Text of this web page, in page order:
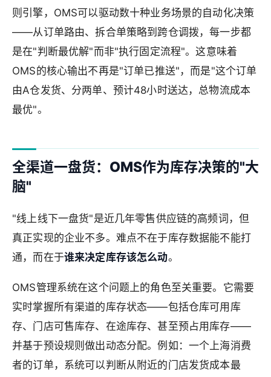
则引擎，OMS可以驱动数十种业务场景的自动化决策
——从订单路由、拆合单策略到跨仓调拨，每一步都
是在"判断最优解"而非"执行固定流程"。这意味着
OMS的核心输出不再是"订单已推送"，而是"这个订单
由A仓发货、分两单、预计48小时送达，总物流成本
最优"。
全渠道一盘货：OMS作为库存决策的"大
脑"
"线上线下一盘货"是近几年零售供应链的高频词，但
真正实现的企业不多。难点不在于库存数据能不能打
通，而在于谁来决定库存该怎么动。
OMS管理系统在这个问题上的角色至关重要。它需要
实时掌握所有渠道的库存状态——包括仓库可用库
存、门店可售库存、在途库存、甚至预占用库存——
并基于预设规则做出动态分配。例如：一个上海消费
者的订单，系统可以判断从附近的门店发货成本最